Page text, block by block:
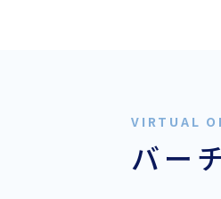
バー